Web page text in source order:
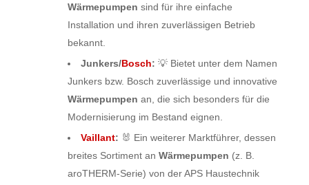
Wärmepumpen sind für ihre einfache
Installation und ihren zuverlässigen Betrieb
bekannt.
Junkers/Bosch: 💡 Bietet unter dem Namen
Junkers bzw. Bosch zuverlässige und innovative
Wärmepumpen an, die sich besonders für die
Modernisierung im Bestand eignen.
Vaillant: 🐰 Ein weiterer Marktführer, dessen
breites Sortiment an Wärmepumpen (z. B.
aroTHERM-Serie) von der APS Haustechnik